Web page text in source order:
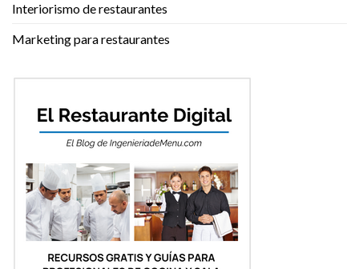
Interiorismo de restaurantes
Marketing para restaurantes